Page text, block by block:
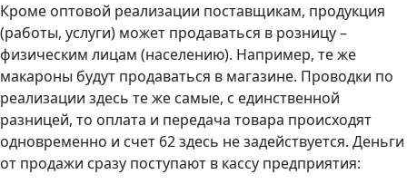
Кроме оптовой реализации поставщикам, продукция
(работы, услуги) может продаваться в розницу –
физическим лицам (населению). Например, те же
макароны будут продаваться в магазине. Проводки по
реализации здесь те же самые, с единственной
разницей, то оплата и передача товара происходят
одновременно и счет 62 здесь не задействуется. Деньги
от продажи сразу поступают в кассу предприятия: